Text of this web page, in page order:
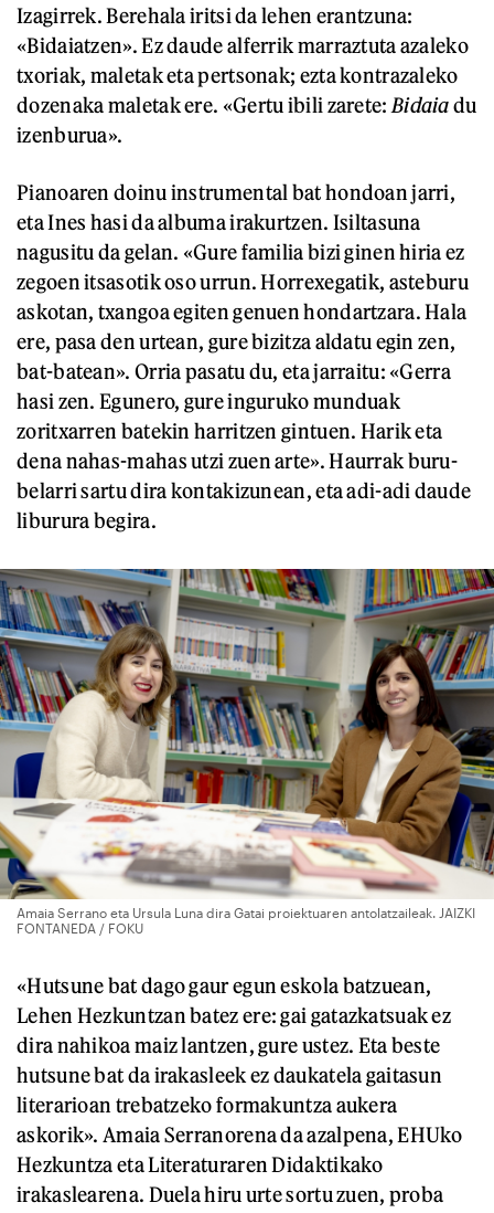
Izagirrek. Berehala iritsi da lehen erantzuna:
«Bidaiatzen». Ez daude alferrik marraztuta azaleko
txoriak, maletak eta pertsonak; ezta kontrazaleko
dozenaka maletak ere. «Gertu ibili zarete: Bidaiadu
izenburua».
Pianoaren doinu instrumental bat hondoan jarri,
eta Ines hasi da albuma irakurtzen. Isiltasuna
nagusitu da gelan. «Gure familia bizi ginen hiria ez
zegoen itsasotik oso urrun. Horrexegatik, asteburu
askotan, txangoa egiten genuen hondartzara. Hala
ere, pasa den urtean, gure bizitza aldatu egin zen,
bat-batean». Orria pasatu du, eta jarraitu: «Gerra
hasi zen. Egunero, gure inguruko munduak
zoritxarren batekin harritzen gintuen. Harik eta
dena nahas-mahas utzi zuen arte». Haurrak buru-
belarri sartu dira kontakizunean, eta adi-adi daude
liburura begira.
Amaia Serrano eta Ursula Luna dira Gatai proiektuaren antolatzaileak. JAIZKI
FONTANEDA / FOKU
«Hutsune bat dago gaur egun eskola batzuean,
Lehen Hezkuntzan batez ere: gai gatazkatsuak ez
dira nahikoa maiz lantzen, gure ustez. Eta beste
hutsune bat da irakasleek ez daukatela gaitasun
literarioan trebatzeko formakuntza aukera
askorik». Amaia Serranorena da azalpena, EHUko
Hezkuntza eta Literaturaren Didaktikako
irakaslearena. Duela hiru urte sortu zuen, proba